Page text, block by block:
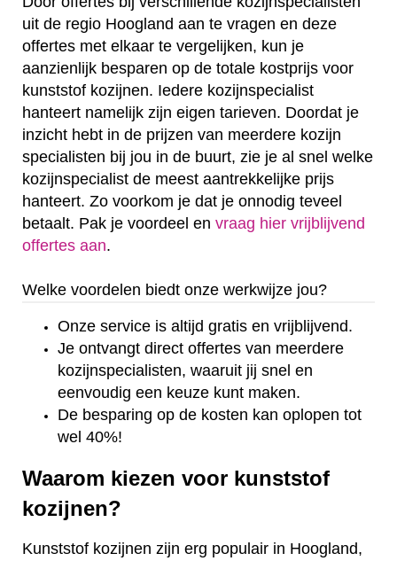
uit de regio Hoogland aan te vragen en deze
offertes met elkaar te vergelijken, kun je
aanzienlijk besparen op de totale kostprijs voor
kunststof kozijnen. Iedere kozijnspecialist
hanteert namelijk zijn eigen tarieven. Doordat je
inzicht hebt in de prijzen van meerdere kozijn
specialisten bij jou in de buurt, zie je al snel welke
kozijnspecialist de meest aantrekkelijke prijs
hanteert. Zo voorkom je dat je onnodig teveel
betaalt. Pak je voordeel en vraag hier vrijblijvend
offertes aan.
Welke voordelen biedt onze werkwijze jou?
Onze service is altijd gratis en vrijblijvend.
Je ontvangt direct offertes van meerdere
kozijnspecialisten, waaruit jij snel en
eenvoudig een keuze kunt maken.
De besparing op de kosten kan oplopen tot
wel 40%!
Waarom kiezen voor kunststof
kozijnen?
Kunststof kozijnen zijn erg populair in Hoogland,